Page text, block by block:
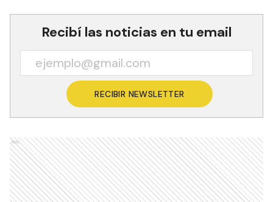
Recibí las noticias en tu email
RECIBIR NEWSLETTER
Ads